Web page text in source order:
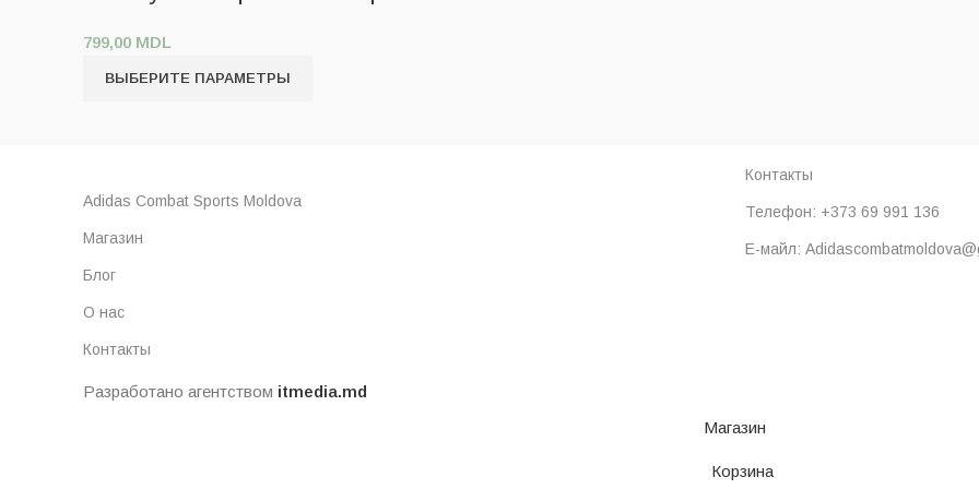
799,00 MDL
ВЫБЕРИТЕ ПАРАМЕТРЫ
Adidas Combat Sports Moldova
Магазин
Блог
О нас
Контакты
Контакты
Телефон: +373 69 991 136
Е-майл:
Разработано агентством itmedia.md
Магазин
Корзина